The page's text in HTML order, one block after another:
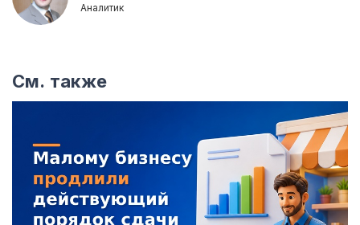
Аналитик
См. также